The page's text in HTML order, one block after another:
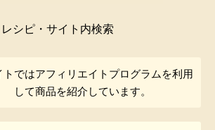
レシピ・サイト内検索
トではアフィリエイトプログラムを利用
して商品を紹介しています。